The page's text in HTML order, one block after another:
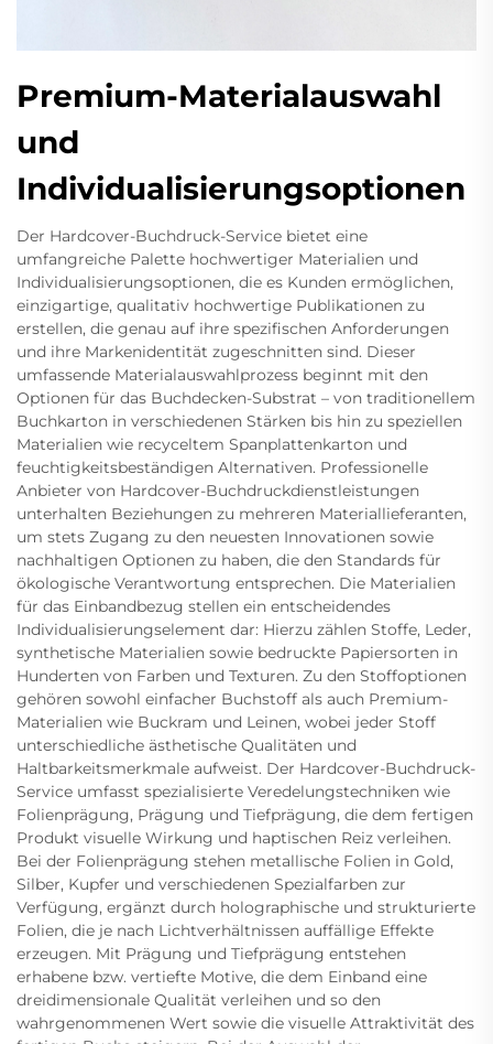
Premium-Materialauswahl
und
Individualisierungsoptionen
Der Hardcover-Buchdruck-Service bietet eine
umfangreiche Palette hochwertiger Materialien und
Individualisierungsoptionen, die es Kunden ermöglichen,
einzigartige, qualitativ hochwertige Publikationen zu
erstellen, die genau auf ihre spezifischen Anforderungen
und ihre Markenidentität zugeschnitten sind. Dieser
umfassende Materialauswahlprozess beginnt mit den
Optionen für das Buchdecken-Substrat – von traditionellem
Buchkarton in verschiedenen Stärken bis hin zu speziellen
Materialien wie recyceltem Spanplattenkarton und
feuchtigkeitsbeständigen Alternativen. Professionelle
Anbieter von Hardcover-Buchdruckdienstleistungen
unterhalten Beziehungen zu mehreren Materiallieferanten,
um stets Zugang zu den neuesten Innovationen sowie
nachhaltigen Optionen zu haben, die den Standards für
ökologische Verantwortung entsprechen. Die Materialien
für das Einbandbezug stellen ein entscheidendes
Individualisierungselement dar: Hierzu zählen Stoffe, Leder,
synthetische Materialien sowie bedruckte Papiersorten in
Hunderten von Farben und Texturen. Zu den Stoffoptionen
gehören sowohl einfacher Buchstoff als auch Premium-
Materialien wie Buckram und Leinen, wobei jeder Stoff
unterschiedliche ästhetische Qualitäten und
Haltbarkeitsmerkmale aufweist. Der Hardcover-Buchdruck-
Service umfasst spezialisierte Veredelungstechniken wie
Folienprägung, Prägung und Tiefprägung, die dem fertigen
Produkt visuelle Wirkung und haptischen Reiz verleihen.
Bei der Folienprägung stehen metallische Folien in Gold,
Silber, Kupfer und verschiedenen Spezialfarben zur
Verfügung, ergänzt durch holographische und strukturierte
Folien, die je nach Lichtverhältnissen auffällige Effekte
erzeugen. Mit Prägung und Tiefprägung entstehen
erhabene bzw. vertiefte Motive, die dem Einband eine
dreidimensionale Qualität verleihen und so den
wahrgenommenen Wert sowie die visuelle Attraktivität des